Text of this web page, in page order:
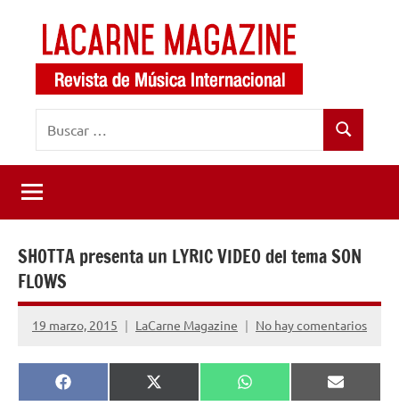
contenido
LaCarne
Magazine
de
música
internacional
Buscar
SHOTTA presenta un LYRIC VIDEO del tema SON
FLOWS
19 marzo, 2015 LaCarne Magazine No hay comentarios
Compartir
en
Facebook
Compartir
en
X
Compartir
en
WhatsApp
en
Email